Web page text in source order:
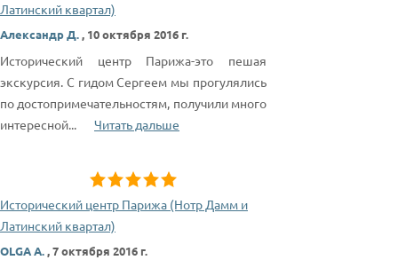
Латинский квартал)
Александр Д., 10 октября 2016 г.
Исторический центр Парижа-это пешая
экскурсия. С гидом Сергеем мы прогулялись
по достопримечательностям, получили много
интересной... Читать дальше
Исторический центр Парижа (Нотр Дамм и
Латинский квартал)
OLGA A.,7 октября 2016 г.